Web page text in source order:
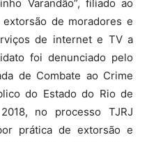
Varandão”, filiado ao
de moradores e
de internet e TV a
foi denunciado pelo
de Combate ao Crime
do Estado do Rio de
no processo TJRJ
prática de extorsão e